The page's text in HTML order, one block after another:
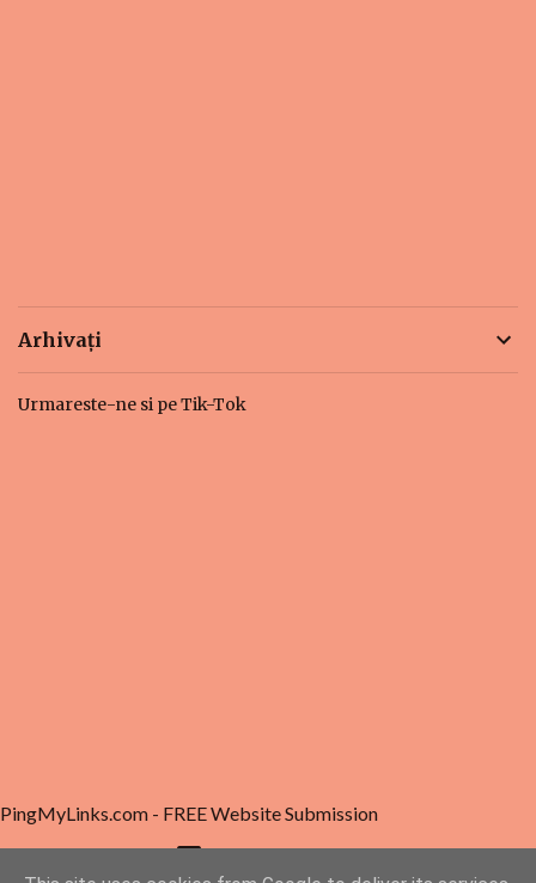
Arhivați
Urmareste-ne si pe Tik-Tok
PingMyLinks.com - FREE Website Submission